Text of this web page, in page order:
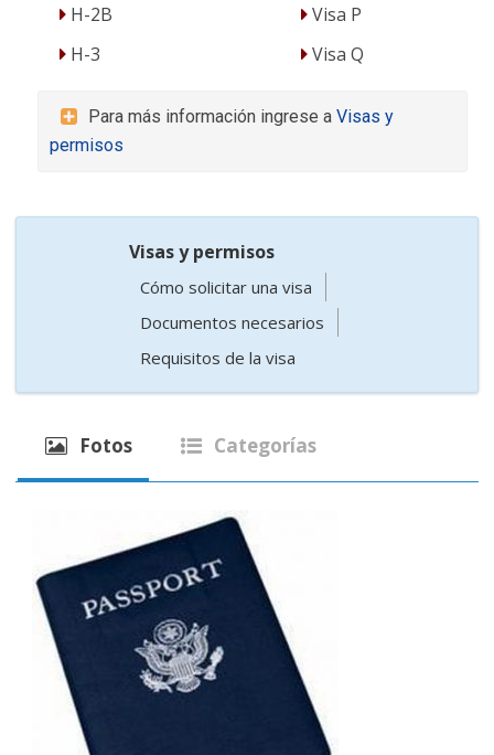
H-2B
H-3
Visa P
Visa Q
Para más información ingrese a Visas y
permisos
Visas y permisos
Cómo solicitar una visa
Documentos necesarios
Requisitos de la visa
Fotos Categorías